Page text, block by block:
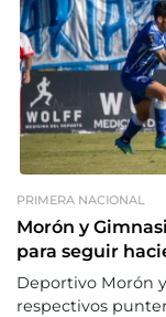
PRIMERA NACIONAL
Morón y
para seguir
Deportivo Morón
respectivos